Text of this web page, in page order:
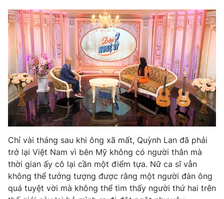
Chỉ vài tháng sau khi ông xã mất, Quỳnh Lan đã phải
trở lại Việt Nam vì bên Mỹ không có người thân mà
thời gian ấy cô lại cần một điểm tựa. Nữ ca sĩ vẫn
không thể tưởng tượng được rằng một người đàn ông
quá tuyệt vời mà không thể tìm thấy người thứ hai trên